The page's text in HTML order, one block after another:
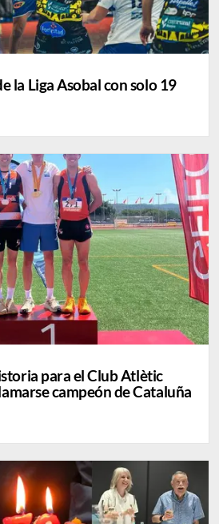
la Liga Asobal con solo 19
para el Club Atlètic
campeón de Cataluña